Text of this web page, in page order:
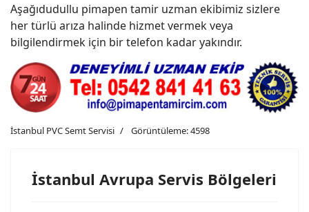
Aşağıdudullu pimapen tamir uzman ekibimiz sizlere
her türlü arıza halinde hizmet vermek veya
bilgilendirmek için bir telefon kadar yakındır.
İstanbul PVC Semt Servisi Görüntüleme: 4598
İstanbul Avrupa Servis Bölgeleri